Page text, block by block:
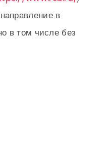
в
в том числе без